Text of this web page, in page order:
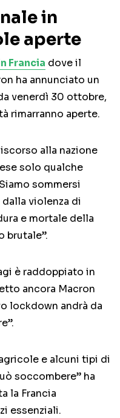
in
aperte
Francia dove il
ha annunciato un
venerdì 30 ottobre,
rimarranno aperte.
alla nazione
solo qualche
sommersi
violenza di
e mortale della
brutale”.
è raddoppiato in
ancora Macron
lockdown andrà da
e alcuni tipi di
soccombere” ha
la Francia
essenziali.